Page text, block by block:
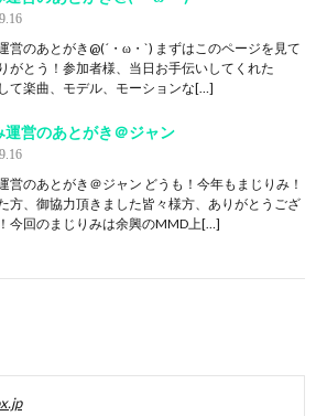
営のあとがき@(´・ω・`) まずはこのページを見て
がとう！参加者様、当日お手伝いしてくれた
て楽曲、モデル、モーションな[…]
運営のあとがき＠ジャン
営のあとがき＠ジャン どうも！今年もまじりみ！
方、御協力頂きました皆々様方、ありがとうござ
今回のまじりみは余興のMMD上[…]